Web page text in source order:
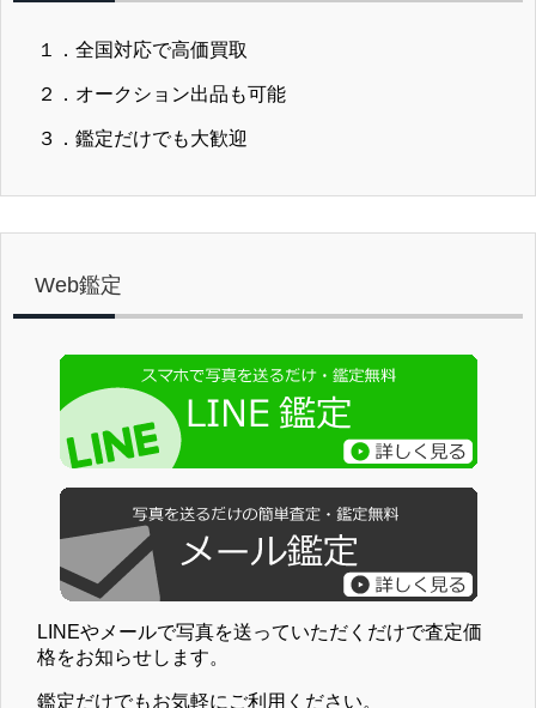
１．全国対応で高価買取
２．オークション出品も可能
３．鑑定だけでも大歓迎
Web鑑定
LINEやメールで写真を送っていただくだけで査定価
格をお知らせします。
鑑定だけでもお気軽にご利用ください。